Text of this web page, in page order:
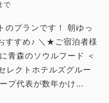
で
のプランです！ 朝ゆっ
すすめ♪ ＼★ご宿泊者様
森のソウルフード ＜
レクトホテルズグルー
プ代表が数年かけ...